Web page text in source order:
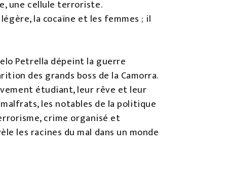
une cellule terroriste.
la cocaïne et les femmes ; il
Petrella dépeint la guerre
des grands boss de la Camorra.
étudiant, leur rêve et leur
les notables de la politique
crime organisé et
les racines du mal dans un monde